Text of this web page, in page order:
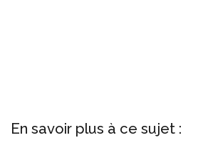
En savoir plus à ce sujet :